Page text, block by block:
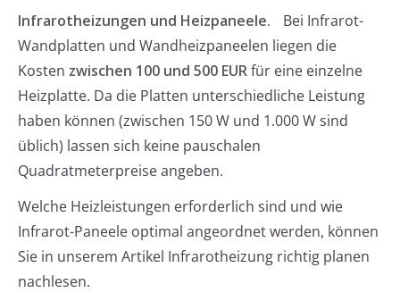
Infrarotheizungen und Heizpaneele.
Bei Infrarot-
Wandplatten und Wandheizpaneelen liegen die
Kosten zwischen 100 und 500 EURfür eine einzelne
Heizplatte. Da die Platten unterschiedliche Leistung
haben können (zwischen 150 W und 1.000 W sind
üblich) lassen sich keine pauschalen
Quadratmeterpreise angeben.
Welche Heizleistungen erforderlich sind und wie
Infrarot-Paneele optimal angeordnet werden, können
Sie in unserem Artikel Infrarotheizung richtig planen
nachlesen.